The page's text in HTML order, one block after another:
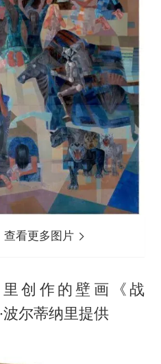
查看更多图片
创作的壁画《战
波尔蒂纳里提供